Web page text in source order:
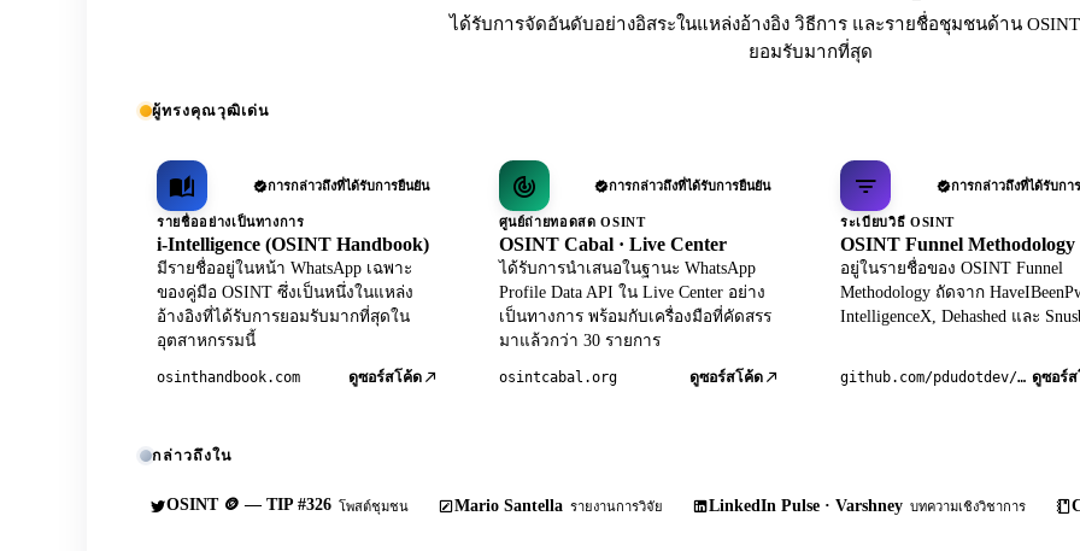
ได้รับการจัดอันดับอย่างอิสระในแหล่งอ้างอิง วิธีการ และรายชื่อชุมชนด้าน
ยอมรับมากที่สุด
ผู้ทรงคุณวุฒิเด่น
การกล่าวถึงที่ได้รับการยืนยัน
รายชื่ออย่างเป็นทางการ
i-Intelligence (OSINT Handbook)
มีรายชื่ออยู่ในหน้า WhatsApp เฉพาะ
ของคู่มือ OSINT ซึ่งเป็นหนึ่งในแหล่ง
อ้างอิงที่ได้รับการยอมรับมากที่สุดใน
อุตสาหกรรมนี้
osinthandbook.com ดูซอร์สโค้ด
การกล่าวถึงที่ได้รับการยืนยัน
ศูนย์ถ่ายทอดสด OSINT
OSINT Cabal · Live Center
ได้รับการนำเสนอในฐานะ WhatsApp
Profile Data API ใน Live Center อย่าง
เป็นทางการ พร้อมกับเครื่องมือที่คัดสรร
มาแล้วกว่า 30 รายการ
osintcabal.org ดูซอร์สโค้ด
การกล่าวถึงที่ได้รับกา
ระเบียบวิธี OSINT
OSINT Funnel Methodology
อยู่ในรายชื่อของ OSINT Funnel
Methodology ถัดจาก
IntelligenceX, Dehashed และ
github.com/pdudotdev/ofm ดูซอร์
กล่าวถึงใน
OSINT 🪙 — TIP #326 โพสต์ชุมชน Mario Santella รายงานการวิจัย LinkedIn Pulse · Varshney บทความเชิงวิชาการ